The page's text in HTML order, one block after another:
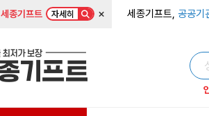
세종기프트 자세히 × 세종기프트, 공공기